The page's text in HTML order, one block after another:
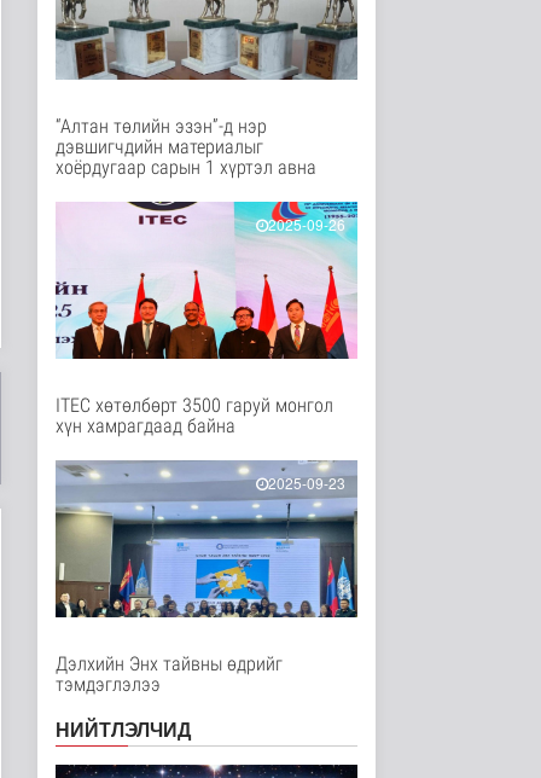
42 минутын өмнө
Шүүхээр хянан
шийдвэрлэгдсэн
Нийгэм
47 минутын өмнө
Өвлийн халаалтын
улиралд 80 мянган
тонн нүүрс нө..
48 минутын өмнө
Эрсдэл мэдэгдэх цэсэд
хүүхдэд аюул учруулж
болзо..
50 минутын өмнө
НИТХ дахь МАН-ын
бүлэг хуралджээ
Нийгэм
56 минутын өмнө
Монголын авто замын
талаас илүү хувь нь 13-
аас д..
төгссөн бол..
Нийгэм
2 цаг 3 минутын өмнө
“Алтан төлийн эзэн”-д нэр
дэвшигчдийн материалыг
хоёрдугаар сарын 1 хүртэл авна
2025-09-26
ITEC хөтөлбөрт 3500 гаруй монгол
хүн хамрагдаад байна
2025-09-23
Дэлхийн Энх тайвны өдрийг
тэмдэглэлээ
НИЙТЛЭЛЧИД